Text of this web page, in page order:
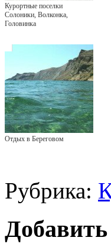
Курортные поселки
Солоники, Волконка,
Головинка
Отдых в Береговом
Рубрика: